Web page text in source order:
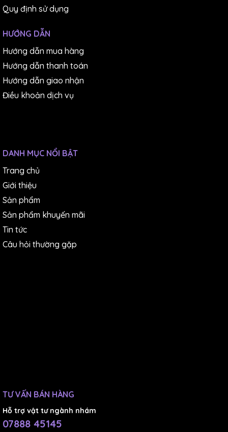
Quy định sử dụng
HƯỚNG DẪN
Hướng dẫn mua hàng
Hướng dẫn thanh toán
Hướng dẫn giao nhận
Điều khoản dịch vụ
DANH MỤC NỔI BẬT
Trang chủ
Giới thiệu
Sản phẩm
Sản phẩm khuyến mãi
Tin tức
Câu hỏi thường gặp
TƯ VẤN BÁN HÀNG
Hỗ trợ vật tư ngành nhám
07888 45145